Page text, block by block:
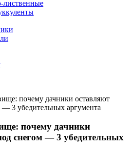
лиственные
почему дачники оставляют
— 3 убедительных аргумента
почему дачники
снегом — 3 убедительных